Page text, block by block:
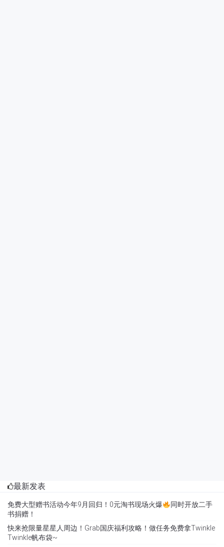
最新发表
免费大型赠书活动今年9月回归！0元淘书现场火爆
同时开放二手
书捐赠！
快来抢限量星星人周边！Grab国庆福利攻略！做任务免费拿Twinkle
Twinkle帆布袋~